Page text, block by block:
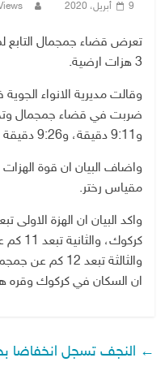
9 أبريل، 2020
تعرض قضاء جمجمال التابع
3 هزات ارضية.
وقالت مديرية الانواء
و9:11 دقيقة، و9:26 دقيقة في التوقيت المحلي.
مقياس رختر.
ان السكان في كركوك وقره
← النجف تسجل انخفاضا